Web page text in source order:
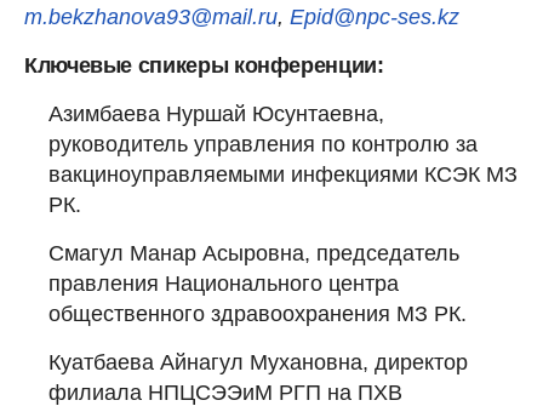
m.bekzhanova93@mail.ru, Epid@npc-ses.kz
Ключевые спикеры конференции:
Азимбаева Нуршай Юсунтаевна,
руководитель управления по контролю за
вакциноуправляемыми инфекциями КСЭК МЗ
РК.
Смагул Манар Асыровна, председатель
правления Национального центра
общественного здравоохранения МЗ РК.
Куатбаева Айнагул Мухановна, директор
филиала НПЦСЭЭиМ РГП на ПХВ